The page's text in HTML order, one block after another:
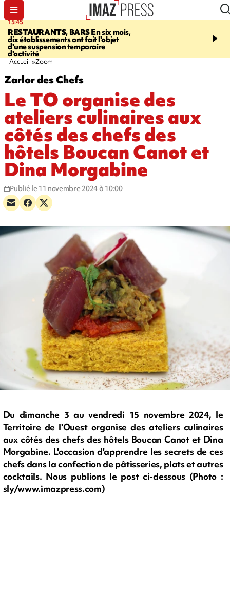
15:45
RESTAURANTS, BARSEn six mois,
dix établissements ont fait l'objet
d'une suspension temporaire
d'activité
17:17
Angeles, un homme vit
Accueil Zoom
Zarlor des Chefs
Le TO organise des
ateliers culinaires aux
côtés des chefs des
hôtels Boucan Canot et
Dina Morgabine
Publié le 11 novembre 2024 à 10:00
Du dimanche 3 au vendredi 15 novembre 2024, le
Territoire de l'Ouest organise des ateliers culinaires
aux côtés des chefs des hôtels Boucan Canot et Dina
Morgabine. L'occasion d'apprendre les secrets de ces
chefs dans la confection de pâtisseries, plats et autres
cocktails. Nous publions le post ci-dessous (Photo :
sly/www.imazpress.com)